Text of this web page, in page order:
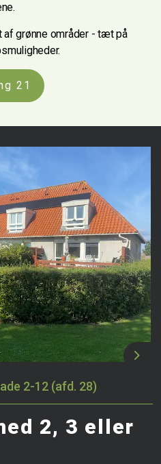
grønne områder - tæt på
21
Next
2-12 (afd. 28)
2, 3 eller